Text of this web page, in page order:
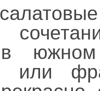
в
или